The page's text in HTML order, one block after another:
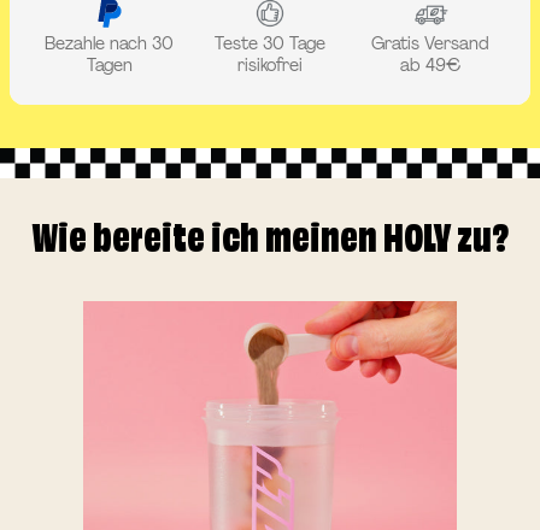
Bezahle nach 30
Tagen
Teste 30 Tage
risikofrei
Gratis Versand
ab 49€
Wie bereite ich meinen HOLY zu?